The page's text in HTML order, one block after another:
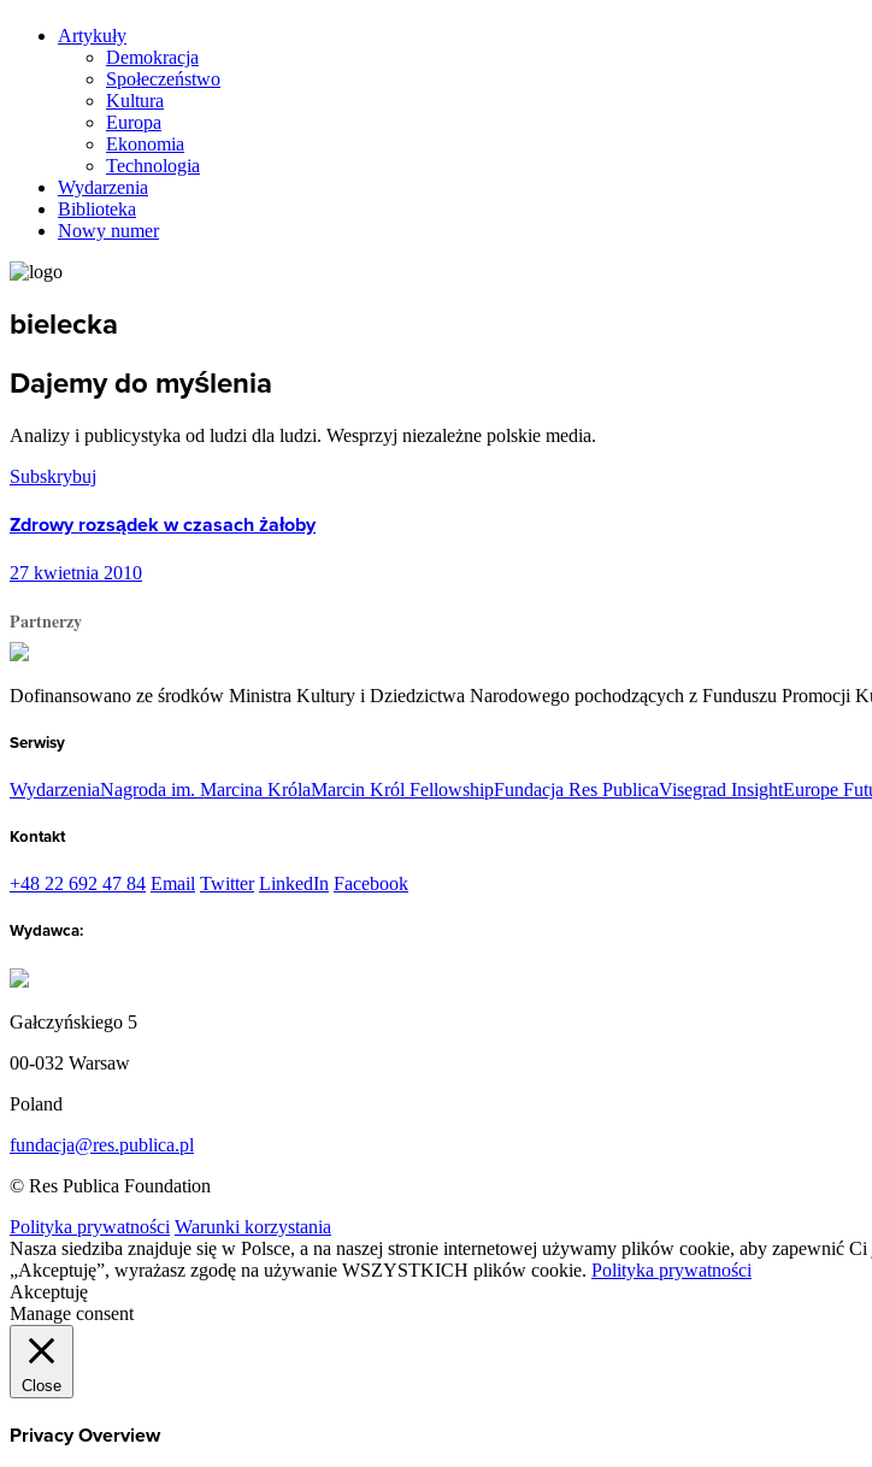
Artykuły
Demokracja
Społeczeństwo
Kultura
Europa
Ekonomia
Technologia
Wydarzenia
Biblioteka
Nowy numer
bielecka
Dajemy do myślenia
Analizy i publicystyka od ludzi dla ludzi. Wesprzyj niezależne polskie media.
Subskrybuj
Zdrowy rozsądek w czasach żałoby
27 kwietnia 2010
Partnerzy
Dofinansowano ze środków Ministra Kultury i Dziedzictwa Narodowego pochodzących z Funduszu Promocji
Serwisy
WydarzeniaNagroda im. Marcina KrólaMarcin Król FellowshipFundacja Res PublicaVisegrad InsightEurope
Kontakt
+48 22 692 47 84 Email Twitter LinkedIn Facebook
Wydawca:
Gałczyńskiego 5
00-032 Warsaw
Poland
fundacja@res.publica.pl
© Res Publica Foundation
Polityka prywatności Warunki korzystania
Nasza siedziba znajduje się w Polsce, a na naszej stronie internetowej używamy plików cookie, aby zapewnić
„Akceptuję”, wyrażasz zgodę na używanie WSZYSTKICH plików cookie. Polityka prywatności
Akceptuję
Manage consent
Close
Privacy Overview